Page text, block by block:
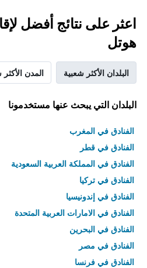
اعثر على نتائج أفضل
هوتل
البلدان الأكثر شعبية المدن
البلدان التي يبحث عنها مستخدمونا
الفنادق في المغرب
الفنادق في قطر
الفنادق في المملكة العربية السعودية
الفنادق في تركيا
الفنادق في إندونيسيا
الفنادق في الامارات العربية المتحدة
الفنادق في البحرين
الفنادق في مصر
الفنادق في فرنسا